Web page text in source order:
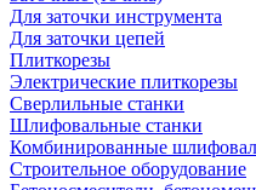
Для заточки инструмента
Для заточки цепей
Плиткорезы
Электрические плиткорезы
Сверлильные станки
Шлифовальные станки
Комбинированные
Строительное оборудование